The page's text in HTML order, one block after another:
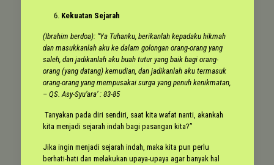
Kekuatan Sejarah
(Ibrahim berdoa): “Ya Tuhanku, berikanlah kepadaku hikmah
dan masukkanlah aku ke dalam golongan orang-orang yang
saleh, dan jadikanlah aku buah tutur yang baik bagi orang-
orang (yang datang) kemudian, dan jadikanlah aku termasuk
orang-orang yang mempusakai surga yang penuh kenikmatan,
– QS. Asy-Syu’ara’ : 83-85
Tanyakan pada diri sendiri, saat kita wafat nanti, akankah
kita menjadi sejarah indah bagi pasangan kita?”
Jika ingin menjadi sejarah indah, maka kita pun perlu
berhati-hati dan melakukan upaya-upaya agar banyak hal